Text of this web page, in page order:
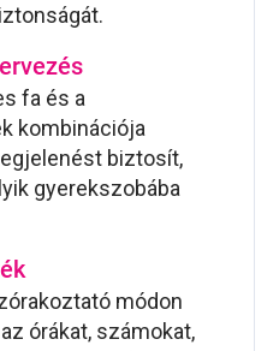
fa és a
kombinációja
biztosít,
gyerekszobába
módon
órákat, számokat,